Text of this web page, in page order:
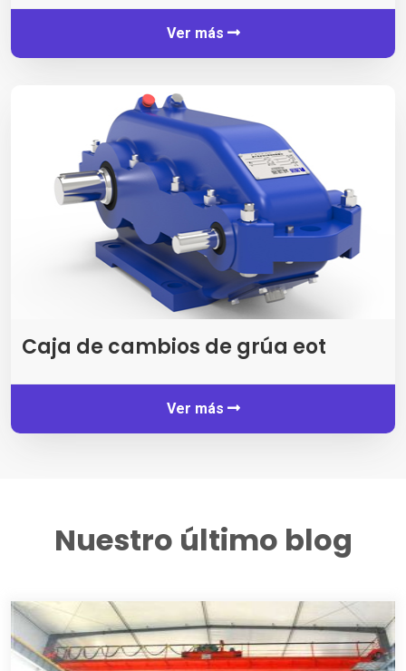
Ver más
Caja de cambios de grúa eot
Ver más
Nuestro último blog